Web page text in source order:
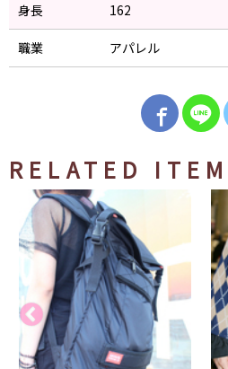
身長 162
職業 アパレル
RELATED